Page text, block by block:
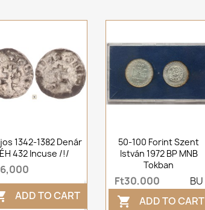
1342-1382 Denár
ÉH 432 Incuse /!/
ADD TO CART
50-100 Forint Szent
István 1972 BP MNB
Tokban
Ft30,000 BU
 ADD TO CART